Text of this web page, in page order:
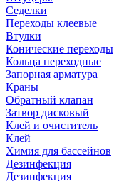
Седелки
Переходы клеевые
Втулки
Конические переходы
Кольца переходные
Запорная арматура
Краны
Обратный клапан
Затвор дисковый
Клей и очиститель
Клей
Химия для бассейнов
Дезинфекция
Дезинфекция